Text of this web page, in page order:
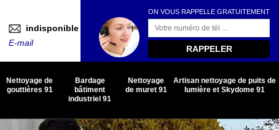
indisponible
E-mail
ON VOUS RAPPELLE GRATUITEMENT
Nettoyage de
gouttières 91
Bardage
bâtiment
industriel 91
Nettoyage
de muret 91
Artisan nettoyage de puits de
lumière et Skydome 91